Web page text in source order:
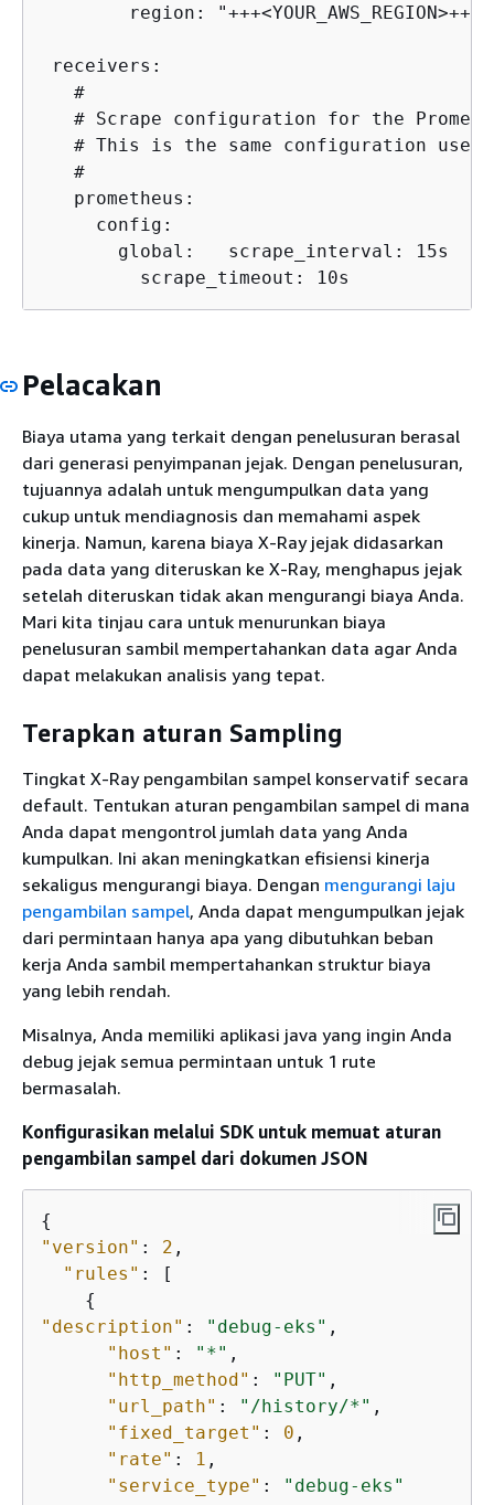
region:
receivers:
   #
# Scrape configuration for the
# This is the same configuration
   #
   prometheus:
     config:
       global:   scrape_interval: 15s
         scrape_timeout: 10s
Pelacakan
Biaya utama yang terkait dengan penelusuran berasal
dari generasi penyimpanan jejak. Dengan penelusuran,
tujuannya adalah untuk mengumpulkan data yang
cukup untuk mendiagnosis dan memahami aspek
kinerja. Namun, karena biaya X-Ray jejak didasarkan
pada data yang diteruskan ke X-Ray, menghapus jejak
setelah diteruskan tidak akan mengurangi biaya Anda.
Mari kita tinjau cara untuk menurunkan biaya
penelusuran sambil mempertahankan data agar Anda
dapat melakukan analisis yang tepat.
Terapkan aturan Sampling
Tingkat X-Ray pengambilan sampel konservatif secara
default. Tentukan aturan pengambilan sampel di mana
Anda dapat mengontrol jumlah data yang Anda
kumpulkan. Ini akan meningkatkan efisiensi kinerja
sekaligus mengurangi biaya. Dengan mengurangi laju
pengambilan sampel, Anda dapat mengumpulkan jejak
dari permintaan hanya apa yang dibutuhkan beban
kerja Anda sambil mempertahankan struktur biaya
yang lebih rendah.
Misalnya, Anda memiliki aplikasi java yang ingin Anda
debug jejak semua permintaan untuk 1 rute
bermasalah.
Konfigurasikan melalui SDK untuk memuat aturan
pengambilan sampel dari dokumen JSON
{
"version" : 2 ,
"rules" : [
{
"description" : "debug-eks" ,
"host" : "*" ,
"http_method" : "PUT" ,
"url_path" : "/history/*" ,
"fixed_target" : 0 ,
"rate" : 1 ,
"service_type" :
"debug-eks"